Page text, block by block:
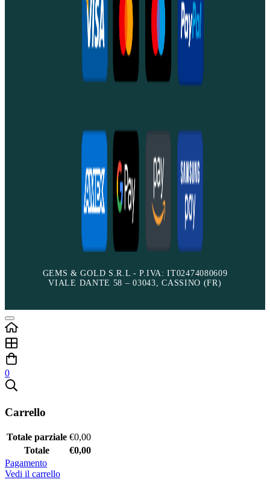
GEMS & GOLD S.R.L - P.IVA: IT02474080609
VIALE DANTE 58 – 03043, CASSINO (FR)
0
Carrello
Totale parziale €0,00
Totale
€0,00
Pagamento
Vedi il carrello